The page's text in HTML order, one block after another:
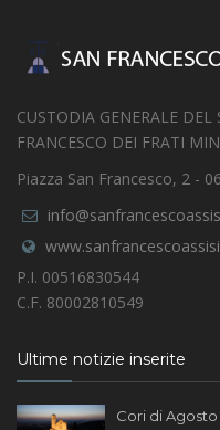
CUSTODIA GENERALE
FRANCESCO DEI FRATI
Piazza San Francesco, 2 -
P.I. 00516830544
C.F. 80002810549
Ultime notizie inserite
Cori di Agosto